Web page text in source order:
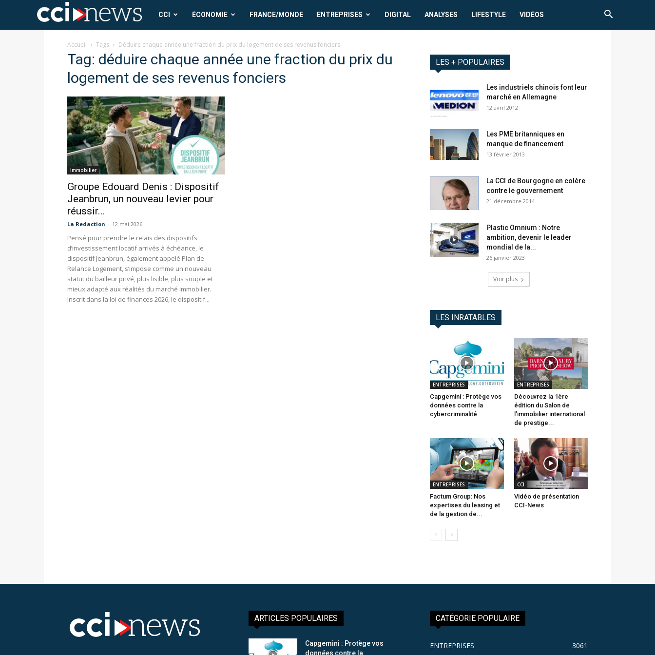
CCI
News
CCI ÉCONOMIE FRANCE/MONDE ENTREPRISES DIGITAL ANALYSES LIFESTYLE VIDÉOS
Accueil Tags Déduire chaque année une fraction du prix du logement de ses revenus fonciers
Tag: déduire chaque année une fraction du prix du
logement de ses revenus fonciers
Immobilier
Groupe Edouard Denis : Dispositif
Jeanbrun, un nouveau levier pour
réussir...
La Redaction - 12 mai 2026
Pensé pour prendre le relais des dispositifs
d’investissement locatif arrivés à échéance, le
dispositif Jeanbrun, également appelé Plan de
Relance Logement, s’impose comme un nouveau
statut du bailleur privé, plus lisible, plus souple et
mieux adapté aux réalités du marché immobilier.
Inscrit dans la loi de finances 2026, le dispositif...
LES + POPULAIRES
Les industriels chinois font leur
marché en Allemagne
12 avril 2012
Les PME britanniques en
manque de financement
13 février 2013
La CCI de Bourgogne en colère
contre le gouvernement
21 décembre 2014
Plastic Omnium : Notre
ambition, devenir le leader
mondial de la...
26 janvier 2023
Voir plus
LES INRATABLES
ENTREPRISES
Capgemini : Protège vos
données contre la
cybercriminalité
ENTREPRISES
Découvrez la 1ère
édition du Salon de
l’immobilier international
de prestige...
ENTREPRISES
Factum Group: Nos
expertises du leasing et
de la gestion de...
CCI
Vidéo de présentation
CCI-News
ARTICLES POPULAIRES
Capgemini : Protège vos
données contre la
CATÉGORIE POPULAIRE
ENTREPRISES 3061